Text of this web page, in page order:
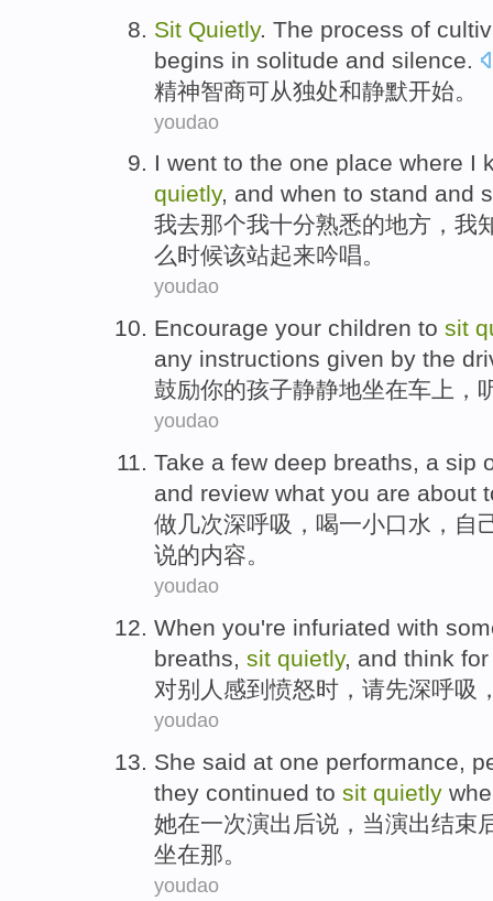
Sit Quietly. The process of
begins in solitude and silence
精神智商可从独处和静默开始。
youdao
I went to the one place where I
quietly, and when to stand and
我去那个我十分熟悉的地方 ， 我
么时候该站起来吟唱。
youdao
Encourage your children to sit
any instructions given by the
鼓励你的孩子静静地坐在车上 ，
youdao
Take a few deep breaths, a sip
and review what you are about
做 几次深呼吸 ， 喝一小口水， 自
说的内容。
youdao
When you're infuriated with
breaths, sit quietly, and think
对别人 感到愤怒时 ，请先深呼吸
youdao
She said at one performance
they continued to sit quietly
她在一次演出 后说 ， 当演出结束
坐在那 。
youdao